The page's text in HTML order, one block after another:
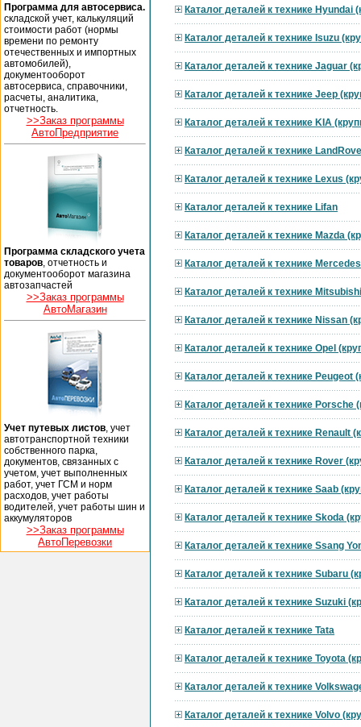
Программа для автосервиса.
складской учет, калькуляций
стоимости работ (нормы
времени по ремонту
отечественных и импортных
автомобилей),
документооборот
автосервиса, справочники,
расчеты, аналитика,
отчетность.
>>Заказ программы
АвтоПредприятие
Программа складского учета
товаров , отчетность и
документооборот магазина
автозапчастей
>>Заказ программы
АвтоМагазин
Учет путевых листов , учет
автотранспортной техники
собственного парка,
документов, связанных с
учетом, учет выполненных
работ, учет ГСМ и норм
расходов, учет работы
водителей, учет работы шин и
аккумуляторов
>>Заказ программы
АвтоПеревозки
Каталог деталей к технике Hyundai
Каталог деталей к технике Isuzu
Каталог деталей к технике Jaguar
Каталог деталей к технике Jeep
Каталог деталей к технике KIA
Каталог деталей к технике
Каталог деталей к технике Lexus
Каталог деталей к технике Lifan
Каталог деталей к технике Mazda
Каталог деталей к технике
Каталог деталей к технике
Каталог деталей к технике Nissan
Каталог деталей к технике Opel
Каталог деталей к технике Peugeot
Каталог деталей к технике Porsche
Каталог деталей к технике Renault
Каталог деталей к технике Rover
Каталог деталей к технике Saab
Каталог деталей к технике Skoda
Каталог деталей к технике Ssang
Каталог деталей к технике Subaru
Каталог деталей к технике Suzuki
Каталог деталей к технике Tata
Каталог деталей к технике Toyota
Каталог деталей к технике
Каталог деталей к технике Volvo